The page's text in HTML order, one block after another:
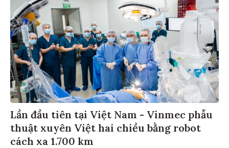
Lần đầu tiên tại Việt Nam - Vinmec phẫu
thuật xuyên Việt hai chiều bằng robot
cách xa 1.700 km